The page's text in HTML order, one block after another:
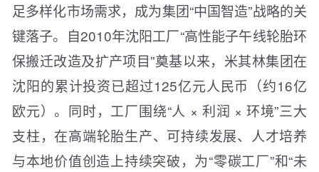
足多样化市场需求，成为集团“中国智造”战略的关
键落子。自2010年沈阳工厂“高性能子午线轮胎环
保搬迁改造及扩产项目”奠基以来，米其林集团在
沈阳的累计投资已超过125亿元人民币（约16亿
欧元）。同时，工厂围绕“人 × 利润 × 环境”三大
支柱，在高端轮胎生产、可持续发展、人才培养
与本地价值创造上持续突破，为“零碳工厂”和“未